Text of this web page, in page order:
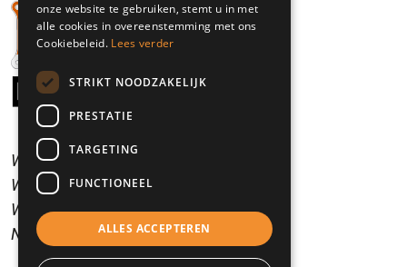
Wir sprechen Niederländisch.
Wir sprechen Englisch.
Wir sprechen Deutsch.
Nous parlons Francais.
onze website te gebruiken, stemt u in met
alle cookies in overeenstemming met ons
Cookiebeleid. Lees verder
STRIKT NOODZAKELIJK
PRESTATIE
TARGETING
FUNCTIONEEL
ALLES ACCEPTEREN